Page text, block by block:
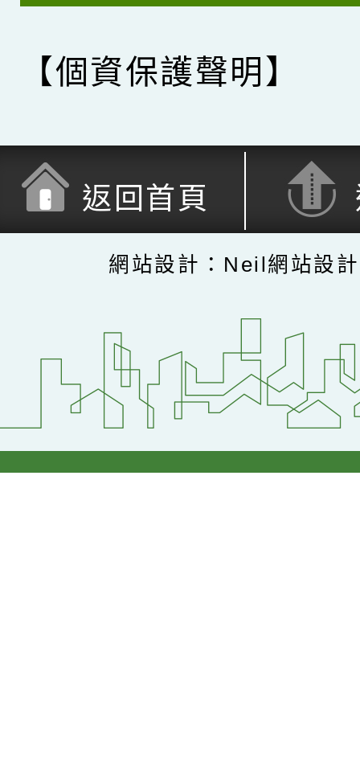
【個資保護聲明】
返回首頁
網站設計：Neil網站設